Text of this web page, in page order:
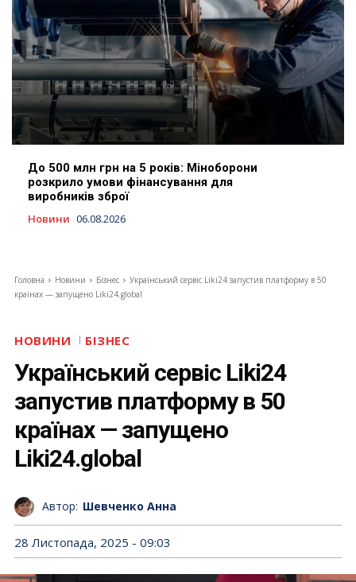
До 500 млн грн на 5 років: Міноборони
розкрило умови фінансування для
виробників зброї
Новини 06.08.2026